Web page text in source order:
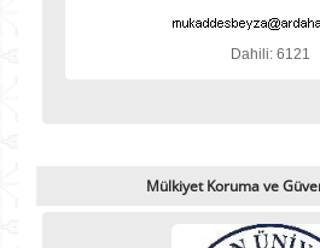
Dahili: 6121
Mülkiyet Koruma ve